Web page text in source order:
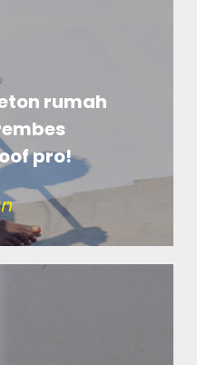
rumah
pro!